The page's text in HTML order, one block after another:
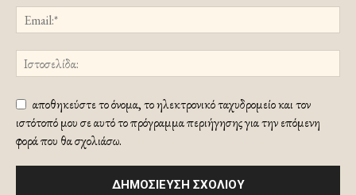
αποθηκεύστε το όνομα, το ηλεκτρονικό ταχυδρομείο και τον
ιστότοπό μου σε αυτό το πρόγραμμα περιήγησης για την επόμενη
φορά που θα σχολιάσω.